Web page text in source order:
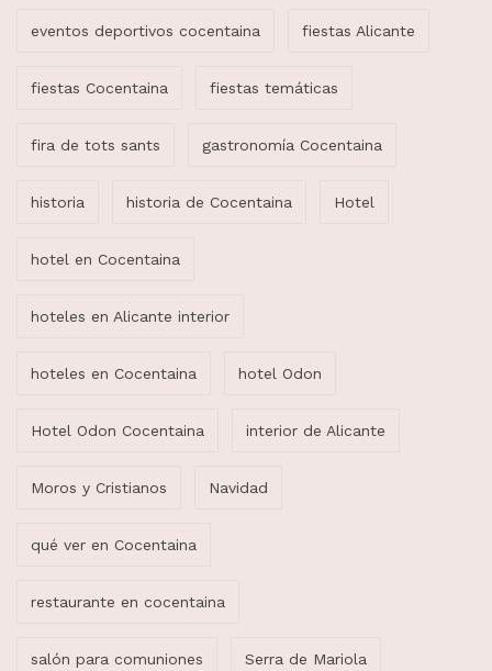
eventos deportivos cocentaina fiestas Alicante
fiestas Cocentaina fiestas temáticas
fira de tots sants gastronomía Cocentaina
historia historia de Cocentaina Hotel
hotel en Cocentaina
hoteles en Alicante interior
hoteles en Cocentaina hotel Odon
Hotel Odon Cocentaina interior de Alicante
Moros y Cristianos Navidad
qué ver en Cocentaina
restaurante en cocentaina
salón para comuniones Serra de Mariola